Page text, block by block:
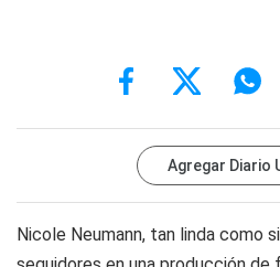
Agregar Diario
Nicole Neumann, tan linda como